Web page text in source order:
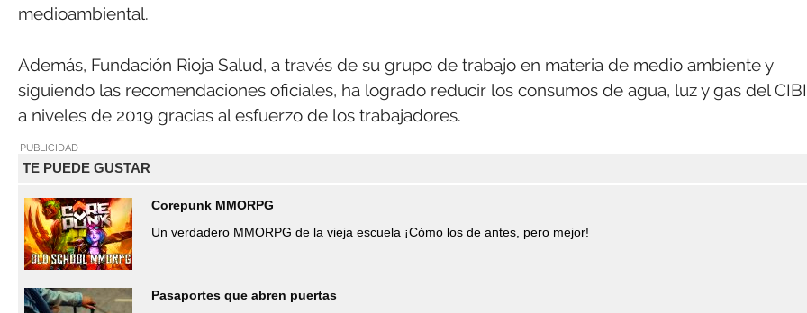
medioambiental.
Además, Fundación Rioja Salud, a través de su grupo de trabajo en materia de medio ambiente y
siguiendo las recomendaciones oficiales, ha logrado reducir los consumos de agua, luz y gas del
a niveles de 2019 gracias al esfuerzo de los trabajadores.
PUBLICIDAD
TE PUEDE GUSTAR
Corepunk MMORPG
Un verdadero MMORPG de la vieja escuela ¡Cómo los de antes, pero mejor!
Pasaportes que abren puertas